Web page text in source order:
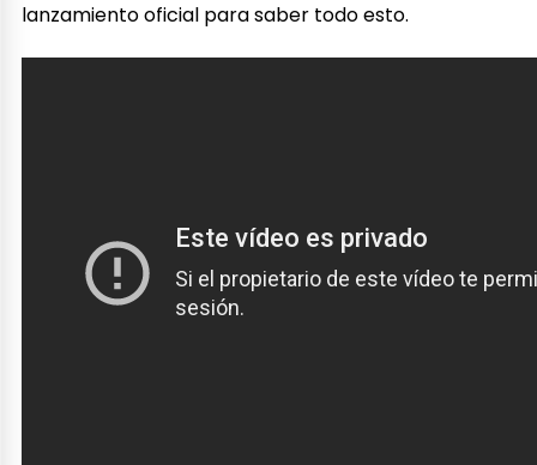
lanzamiento oficial para saber todo esto.